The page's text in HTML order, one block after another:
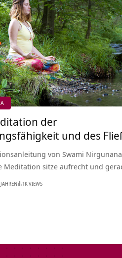
der
und des
von Swami
Meditation sitze aufrecht und
1K VIEWS